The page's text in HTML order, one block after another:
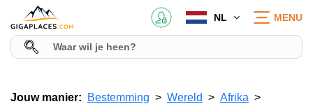
NL MENU
Jouw manier: Bestemming Wereld
Afrika